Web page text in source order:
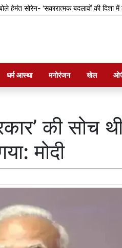
'सकारात्मक बदलावों की दिशा में ठोस कदम
धर्म आस्था मनोरंजन खेल
की सोच
मोदी